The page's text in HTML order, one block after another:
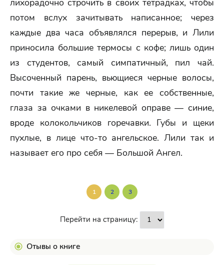
лихорадочно строчить в своих тетрадках, чтобы
потом вслух зачитывать написанное; через
каждые два часа объявлялся перерыв, и Лили
приносила большие термосы с кофе; лишь один
из студентов, самый симпатичный, пил чай.
Высоченный парень, вьющиеся черные волосы,
почти такие же черные, как ее собственные,
глаза за очками в никелевой оправе — синие,
вроде колокольчиков горечавки. Губы и щеки
пухлые, в лице что-то ангельское. Лили так и
называет его про себя — Большой Ангел.
1 2 3
Перейти на страницу:
Отывы о книге